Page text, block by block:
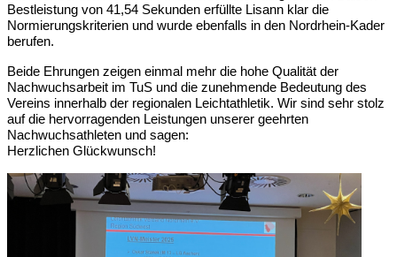
Bestleistung von 41,54 Sekunden erfüllte Lisann klar die
Normierungskriterien und wurde ebenfalls in den Nordrhein-Kader
berufen.
Beide Ehrungen zeigen einmal mehr die hohe Qualität der
Nachwuchsarbeit im TuS und die zunehmende Bedeutung des
Vereins innerhalb der regionalen Leichtathletik. Wir sind sehr stolz
auf die hervorragenden Leistungen unserer geehrten
Nachwuchsathleten und sagen:
Herzlichen Glückwunsch!